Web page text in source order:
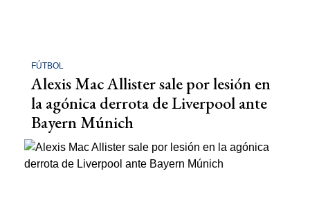
FÚTBOL
Alexis Mac Allister sale por lesión en
la agónica derrota de Liverpool ante
Bayern Múnich